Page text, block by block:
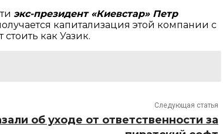
экс-президент «Киевстар» Петр
капитализация этой компании с
как Уазик.
Следующая статья
об уходе от ответственности за